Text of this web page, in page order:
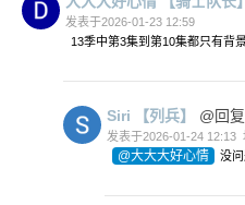
发表于2026-01-23 12:59
13季中第3集到第10集都只有背
Siri 【列兵】 @回复
发表于2026-01-24 12:13
@大大大好心情 没